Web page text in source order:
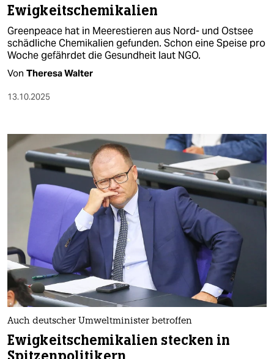
Ewigkeitschemikalien
Greenpeace hat in Meerestieren aus Nord- und Ostsee
schädliche Chemikalien gefunden. Schon eine Speise pro
Woche gefährdet die Gesundheit laut NGO.
Von Theresa Walter
13.10.2025
Auch deutscher Umweltminister betroffen
Ewigkeitschemikalien stecken in